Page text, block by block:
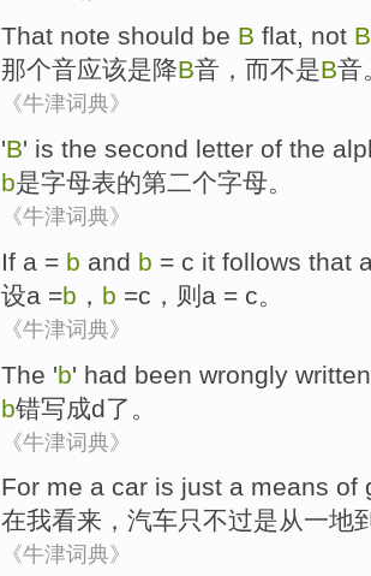
That note should be B flat, not B
那个音应该是降B音 ， 而不是B音
《牛津词典》
'B' is the second letter of the
b是字母表的第二个字母。
《牛津词典》
If a = b and b = c it follows that
设a =b ， b =c ，则a = c。
《牛津词典》
The 'b' had been wrongly written
b错写成d了 。
《牛津词典》
For me a car is just a means of
在我看来， 汽车只不过是从一地
《牛津词典》